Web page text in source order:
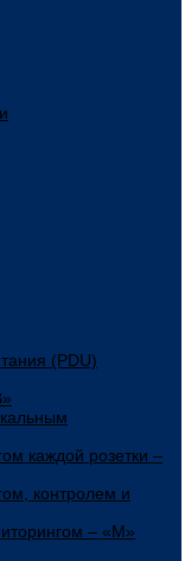
(PDU)
каждой розетки –
контролем и
– «М»